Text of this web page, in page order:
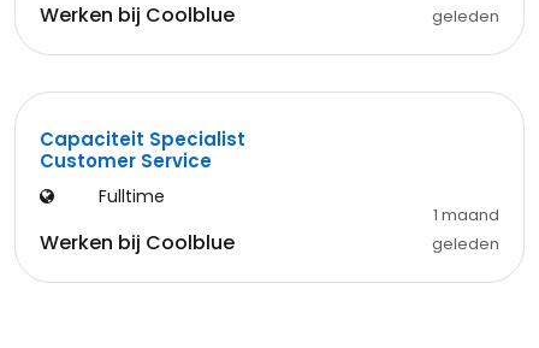
Werken bij Coolblue
geleden
Capaciteit Specialist
Customer Service
Fulltime
Werken bij Coolblue
1 maand
geleden